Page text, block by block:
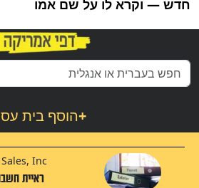
חדש — וקרא לו על שם אמו
הוסף בית+
Inc
ראיית